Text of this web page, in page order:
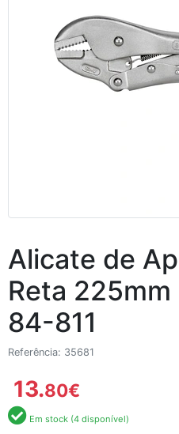
Alicate de
Reta 225mm
84-811
Referência: 35681
13.80€
Em stock (4 disponível)